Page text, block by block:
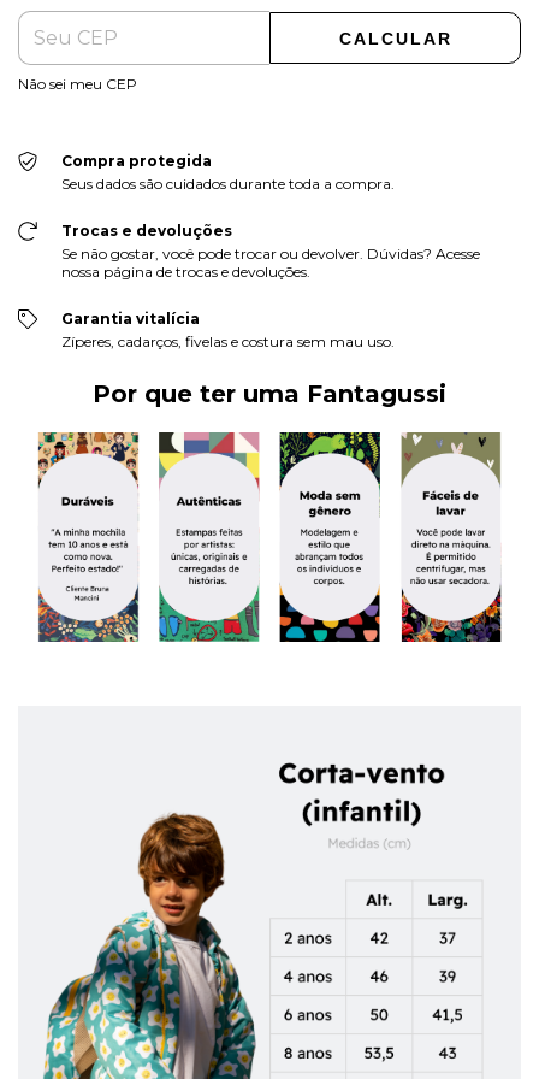
CALCULAR
Não sei meu CEP
Compra protegida
Seus dados são cuidados durante toda a compra.
Trocas e devoluções
Se não gostar, você pode trocar ou devolver. Dúvidas? Acesse
nossa página de trocas e devoluções.
Garantia vitalícia
Zíperes, cadarços, fivelas e costura sem mau uso.
Por que ter uma Fantagussi